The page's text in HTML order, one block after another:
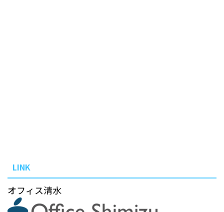
LINK
オフィス清水